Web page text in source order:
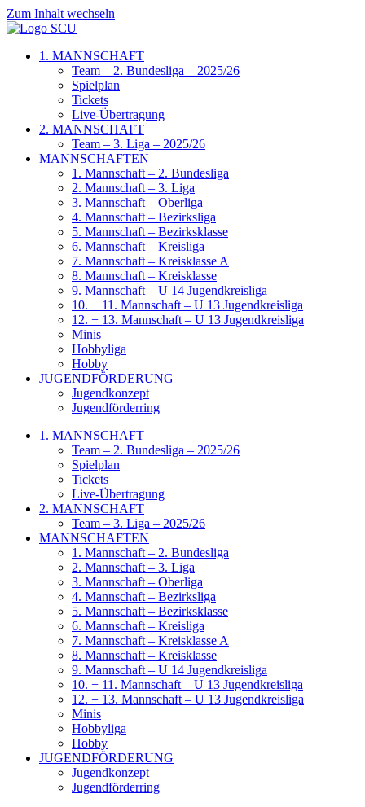
Zum Inhalt wechseln
1. MANNSCHAFT
Team – 2. Bundesliga – 2025/26
Spielplan
Tickets
Live-Übertragung
2. MANNSCHAFT
Team – 3. Liga – 2025/26
MANNSCHAFTEN
1. Mannschaft – 2. Bundesliga
2. Mannschaft – 3. Liga
3. Mannschaft – Oberliga
4. Mannschaft – Bezirksliga
5. Mannschaft – Bezirksklasse
6. Mannschaft – Kreisliga
7. Mannschaft – Kreisklasse A
8. Mannschaft – Kreisklasse
9. Mannschaft – U 14 Jugendkreisliga
10. + 11. Mannschaft – U 13 Jugendkreisliga
12. + 13. Mannschaft – U 13 Jugendkreisliga
Minis
Hobbyliga
Hobby
JUGENDFÖRDERUNG
Jugendkonzept
Jugendförderring
1. MANNSCHAFT
Team – 2. Bundesliga – 2025/26
Spielplan
Tickets
Live-Übertragung
2. MANNSCHAFT
Team – 3. Liga – 2025/26
MANNSCHAFTEN
1. Mannschaft – 2. Bundesliga
2. Mannschaft – 3. Liga
3. Mannschaft – Oberliga
4. Mannschaft – Bezirksliga
5. Mannschaft – Bezirksklasse
6. Mannschaft – Kreisliga
7. Mannschaft – Kreisklasse A
8. Mannschaft – Kreisklasse
9. Mannschaft – U 14 Jugendkreisliga
10. + 11. Mannschaft – U 13 Jugendkreisliga
12. + 13. Mannschaft – U 13 Jugendkreisliga
Minis
Hobbyliga
Hobby
JUGENDFÖRDERUNG
Jugendkonzept
Jugendförderring